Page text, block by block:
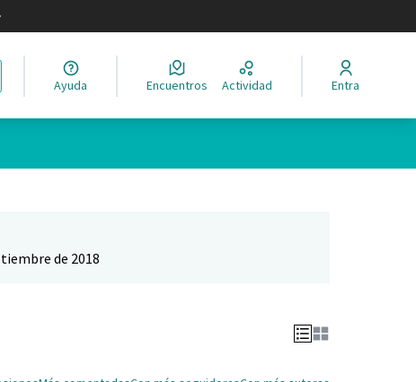
Elegir el idioma
Ayuda Encuentros Actividad Entra
de 2018